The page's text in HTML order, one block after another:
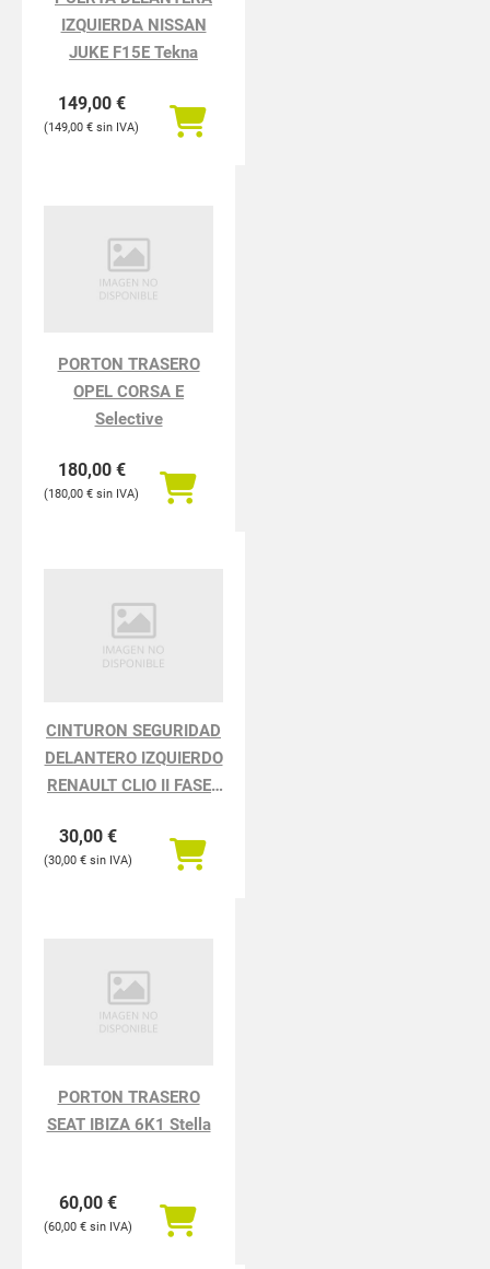
IZQUIERDA NISSAN
JUKE F15E Tekna
149,00 €
149,00 €
PORTON TRASERO
OPEL CORSA E
Selective
180,00 €
180,00 €
CINTURON SEGURIDAD
DELANTERO IZQUIERDO
RENAULT CLIO II FASE I
30,00 €
30,00 €
PORTON TRASERO
SEAT IBIZA 6K1 Stella
60,00 €
60,00 €